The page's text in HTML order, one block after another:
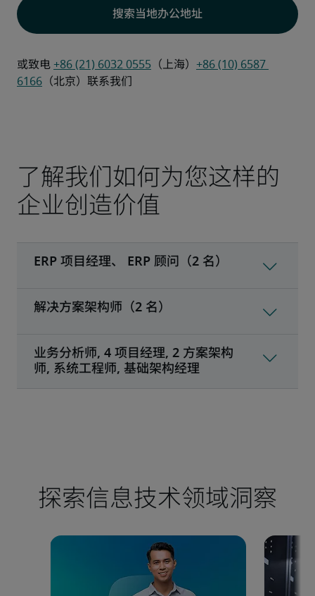
搜索当地办公地址
或致电 +86 (21) 6032 0555 （上海） +86 (10) 6587
6166 （北京）联系我们
了解我们如何为您这样的
企业创造价值
探索信息技术领域洞察